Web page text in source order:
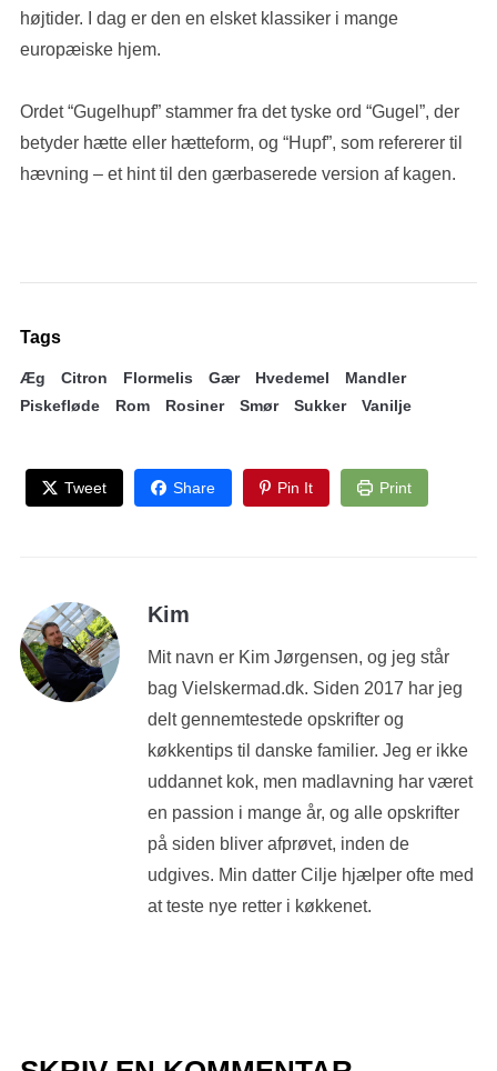
højtider. I dag er den en elsket klassiker i mange
europæiske hjem.
Ordet “Gugelhupf” stammer fra det tyske ord “Gugel”, der
betyder hætte eller hætteform, og “Hupf”, som refererer til
hævning – et hint til den gærbaserede version af kagen.
Tags
Æg Citron Flormelis Gær Hvedemel
Mandler
Piskefløde
Rom Rosiner Smør Sukker Vanilje
Tweet Share Pin It Print
Kim
Mit navn er Kim Jørgensen, og jeg står
bag Vielskermad.dk. Siden 2017 har jeg
delt gennemtestede opskrifter og
køkkentips til danske familier. Jeg er ikke
uddannet kok, men madlavning har været
en passion i mange år, og alle opskrifter
på siden bliver afprøvet, inden de
udgives. Min datter Cilje hjælper ofte med
at teste nye retter i køkkenet.